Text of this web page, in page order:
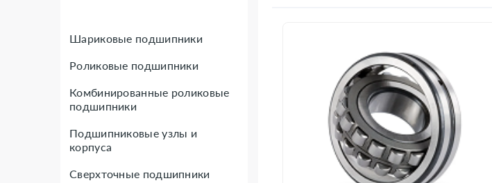
Шариковые подшипники
Роликовые подшипники
Комбинированные роликовые
подшипники
Подшипниковые узлы и
корпуса
Сверхточные подшипники